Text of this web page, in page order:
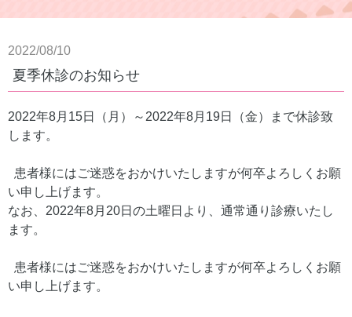
2022/08/10
夏季休診のお知らせ
2022年8月15日（月）～2022年8月19日（金）まで休診致
します。
患者様にはご迷惑をおかけいたしますが何卒よろしくお願
い申し上げます。
なお、2022年8月20日の土曜日より、通常通り診療いたし
ます。
患者様にはご迷惑をおかけいたしますが何卒よろしくお願
い申し上げます。